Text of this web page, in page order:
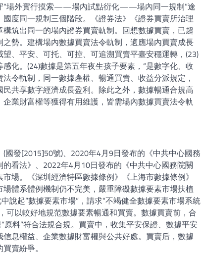
“場外實行摸索——場內試點衍化——場內同一規制”途
度同一規制三個階段。《證券法》《證券買賣所治理
筑出同一的場內證券買賣軌制。回想數據買賣，已超
勢。建構場內數據買賣法令軌制，適應場內買賣成長
、平安、可托、可控、可追溯買賣平臺安穩運轉，(23)
感化。(24)數據是第五年夜生孩子要素，“是數字化、收
令軌制，同一數據產權、暢通買賣、收益分派規定，
共享數字經濟成長盈利。除此之外，數據暢通合規高
業財富權等獲得有用維護，皆需場內數據買賣法令軌
發[2015]50號)、2020年4月9日發布的《中共中心國務
看法》、2022年4月10日發布的《中共中心國務院關
場。《深圳經濟特區數據條例》《上海市數據條例》
體系體例機制仍不完美，嚴重障礙數據要素市場扶植
說起“數據要素市場”，請求“不竭健全數據要素市場系統
可以較好地規范數據要素暢通和買賣。數據買賣前，合
料”符合法規合規。買賣中，收集平安保證、數據平安
息權益、企業數據財富權與公共好處。買賣后，數據
賣紛爭。